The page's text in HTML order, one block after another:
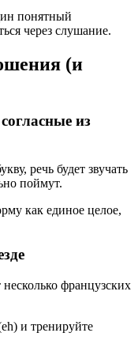
понятный
через слушание.
(и
из
речь будет звучать
поймут.
как единое целое,
французских
и тренируйте